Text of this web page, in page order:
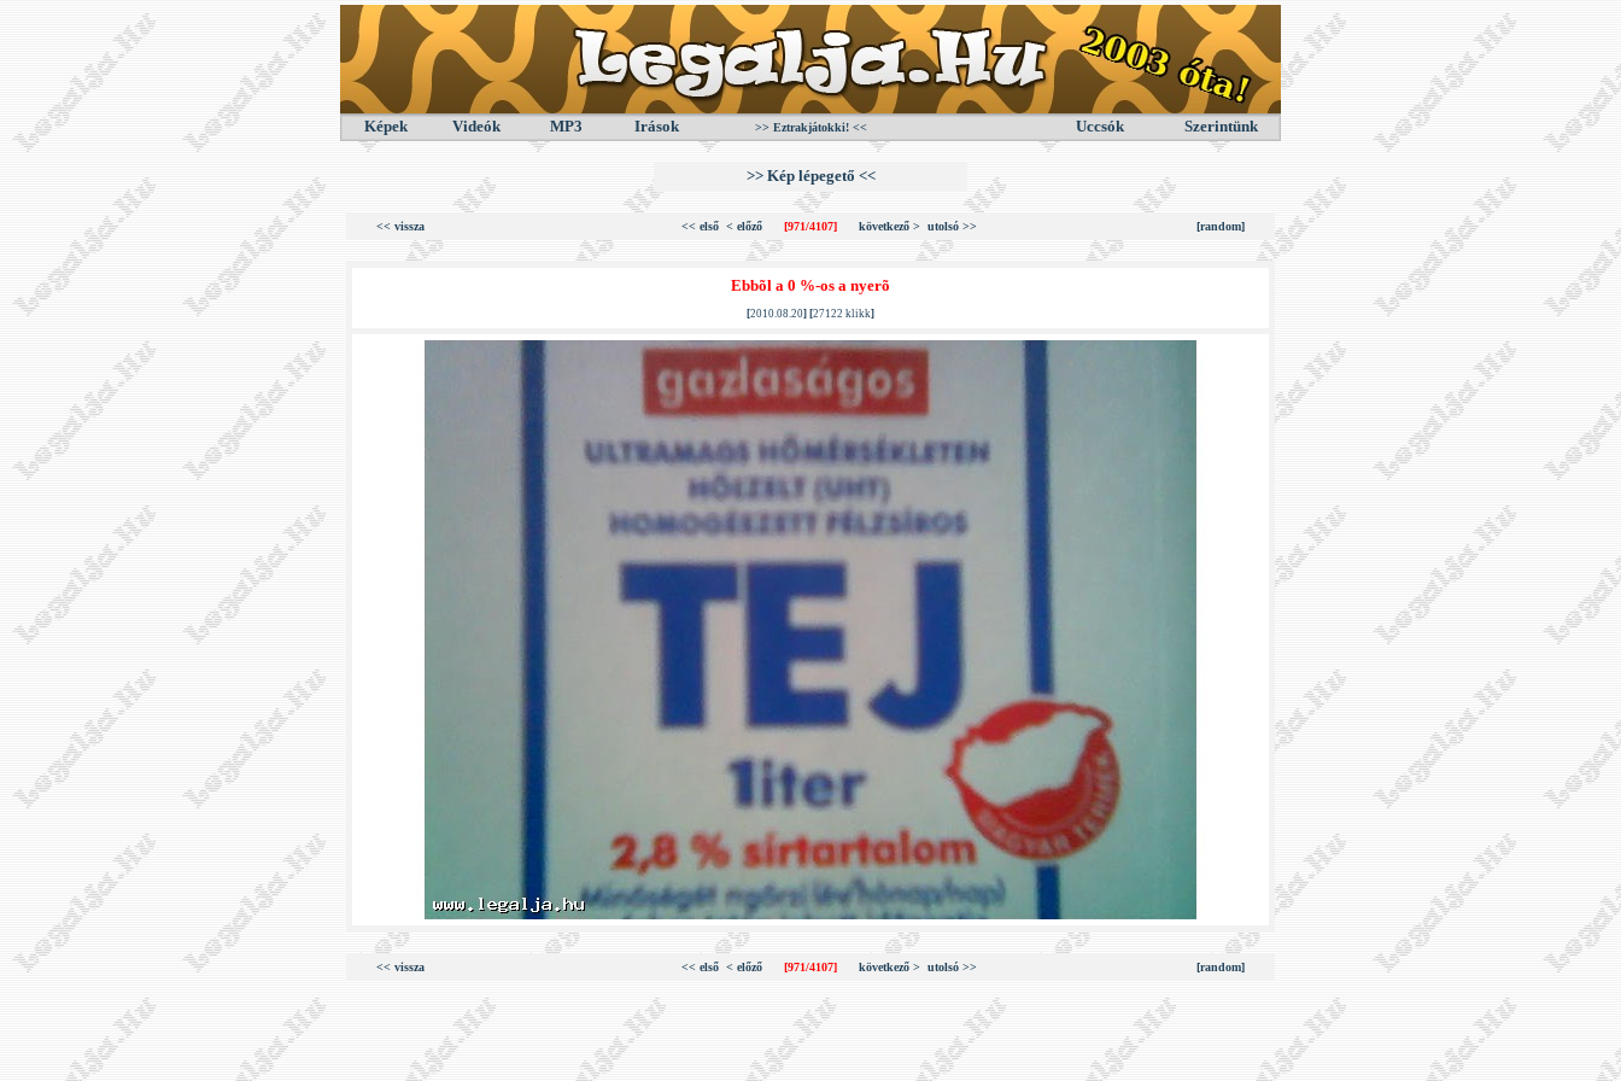
Képek Videók MP3 Irások >> Eztrakjátokki! << Uccsók Szerintünk
>> Kép lépegető <<
<< vissza << első < előző [971/4107] következő > utolsó >> [random]
Ebbõl a 0 %-os a nyerõ
[2010.08.20] [27122 klikk]
<< vissza << első < előző [971/4107] következő > utolsó >> [random]